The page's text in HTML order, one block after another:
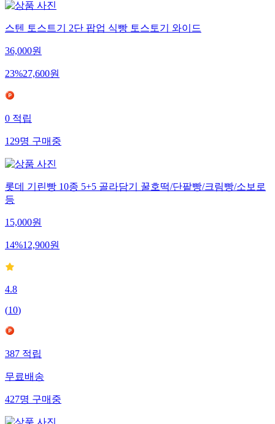
스텐 토스트기 2단 팝업 식빵 토스토기 와이드
36,000원
23%27,600원
0적립
129명구매중
롯데 기린빵 10종 5+5 골라담기 꿀호떡/단팥빵/크림빵/소보로
등
15,000원
14%12,900원
4.8
(10)
387적립
무료배송
427명구매중